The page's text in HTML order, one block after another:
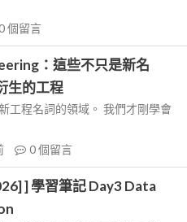
個留言
：這些不只是新名
生的工程
工程名詞的領域。 我們才剛學會
0個留言
] 學習筆記 Day3 Data